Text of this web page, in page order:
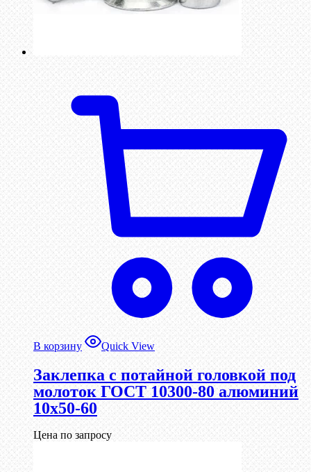
В корзину Quick View
Заклепка с потайной головкой под
молоток ГОСТ 10300-80 алюминий
10х50-60
Цена по запросу